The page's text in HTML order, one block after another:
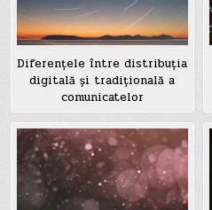
Diferențele între distribuția
digitală și tradițională a
comunicatelor